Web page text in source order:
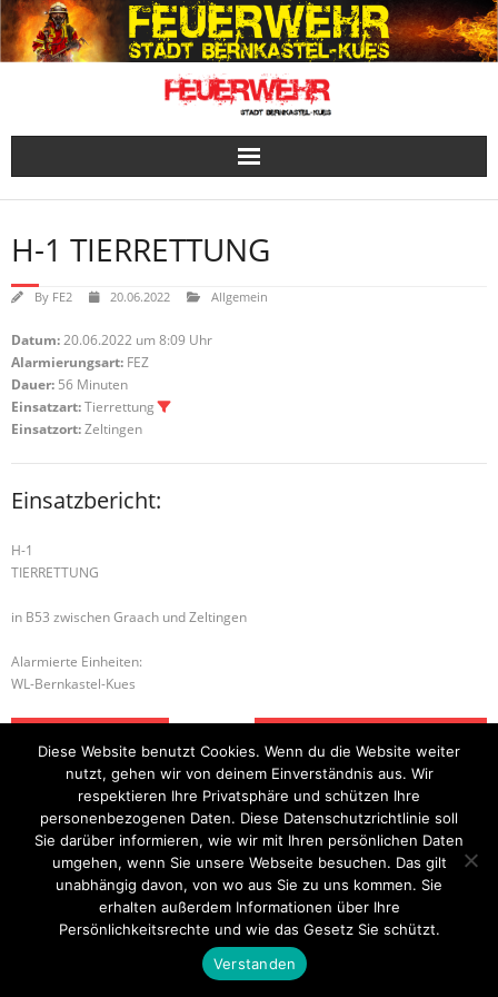
Skip
to
content
H-1 TIERRETTUNG
By FE2 20.06.2022 Allgemein
Datum:20.06.2022 um 8:09 Uhr
Alarmierungsart: FEZ
Dauer: 56 Minuten
Einsatzart:Tierrettung
Einsatzort:Zeltingen
Einsatzbericht:
H-1
TIERRETTUNG
in B53 zwischen Graach und Zeltingen
Alarmierte Einheiten:
WL-Bernkastel-Kues
Startseite Einsätze Mitglied werden Über uns
Bilder
Kontakt
Theme byThink Up Themes Ltd. Powered byWordPress.
Diese Website benutzt Cookies. Wenn du die Website weiter
nutzt, gehen wir von deinem Einverständnis aus. Wir
respektieren Ihre Privatsphäre und schützen Ihre
personenbezogenen Daten. Diese Datenschutzrichtlinie soll
Sie darüber informieren, wie wir mit Ihren persönlichen Daten
umgehen, wenn Sie unsere Webseite besuchen. Das gilt
unabhängig davon, von wo aus Sie zu uns kommen. Sie
erhalten außerdem Informationen über Ihre
Persönlichkeitsrechte und wie das Gesetz Sie schützt.
Verstanden